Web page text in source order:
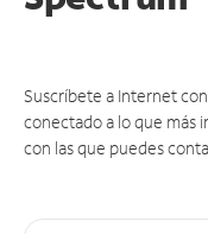
Suscríbete a Internet
conectado a lo que más
con las que puedes